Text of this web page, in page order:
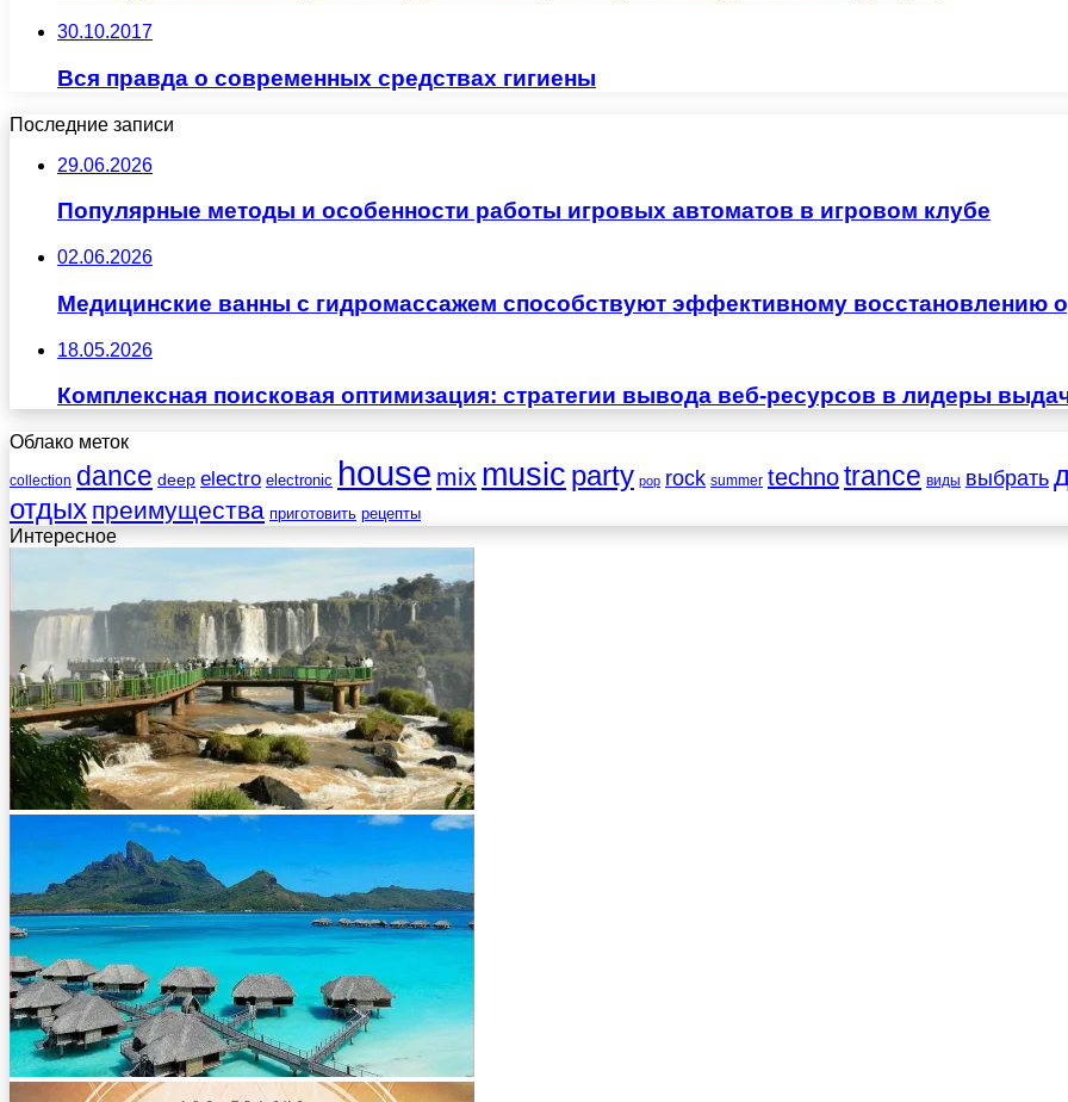
30.10.2017
Вся правда о современных средствах гигиены
Последние записи
29.06.2026
Популярные методы и особенности работы игровых автоматов в игровом клубе
02.06.2026
Медицинские ванны с гидромассажем способствуют эффективному восстановлению
18.05.2026
Комплексная поисковая оптимизация: стратегии вывода веб-ресурсов в лидеры
Облако меток
collection dance deep electro electronic house mix music party pop rock summer technotrance виды выбрать
отдых преимущества приготовить рецепты
Интересное